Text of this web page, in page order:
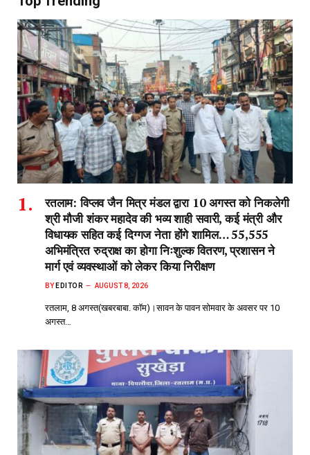
रतलाम: विप्लव जैन मित्र मंडल द्वारा 10 अगस्त को निकलेगी
श्री मौजी शंकर महादेव की भव्य शाही सवारी, कई मंत्री और
विधायक सहित कई दिग्गज नेता होंगे शामिल… 55,555
अभिमंत्रित रुद्राक्ष का होगा निःशुल्क वितरण, प्रशासन ने
मार्ग एवं व्यवस्थाओं को लेकर किया निरीक्षण
BY EDITOR AUGUST 8, 2026
रतलाम, 8 अगस्त(खबरबाबा. कॉम)।सावन के पावन सोमवार के अवसर पर 10
अगस्त…